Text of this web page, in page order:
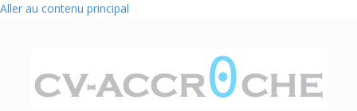
Aller au contenu principal